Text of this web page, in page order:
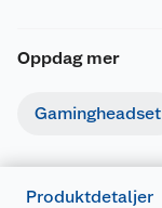
Oppdag mer
Gamingheadset
Produktdetaljer